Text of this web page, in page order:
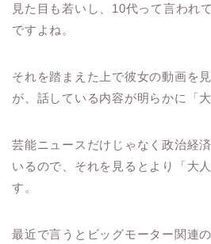
見た目も若いし、10代って言われ
ですよね。
それを踏まえた上で彼女の動画を
が、話している内容が明らかに「
芸能ニュースだけじゃなく政治経
いるので、それを見るとより「大
す。
最近で言うとビッグモーター関連